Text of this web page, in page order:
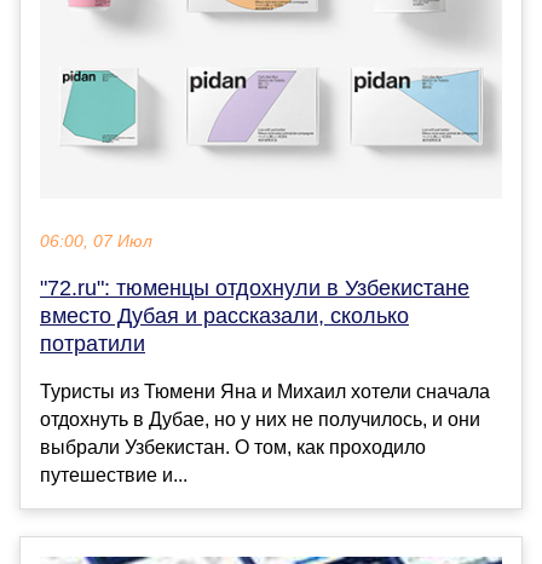
06:00, 07 Июл
"72.ru": тюменцы отдохнули в Узбекистане
вместо Дубая и рассказали, сколько
потратили
Туристы из Тюмени Яна и Михаил хотели сначала
отдохнуть в Дубае, но у них не получилось, и они
выбрали Узбекистан. О том, как проходило
путешествие и...